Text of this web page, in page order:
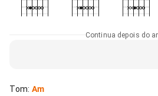
Continua depois do
Tom: Am